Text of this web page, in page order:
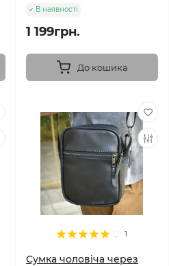
В наявності
1 199грн.
До кошика
1
Сумка чоловіча через